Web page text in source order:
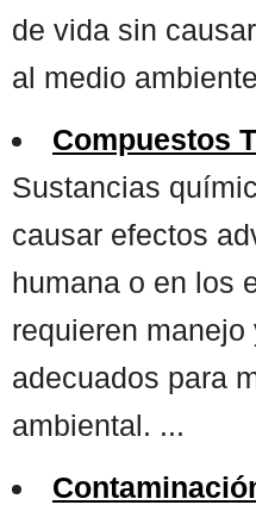
de vida sin
al medio
Compuestos
Sustancias
causar efectos
humana o en los
requieren
adecuados para
ambiental. ...